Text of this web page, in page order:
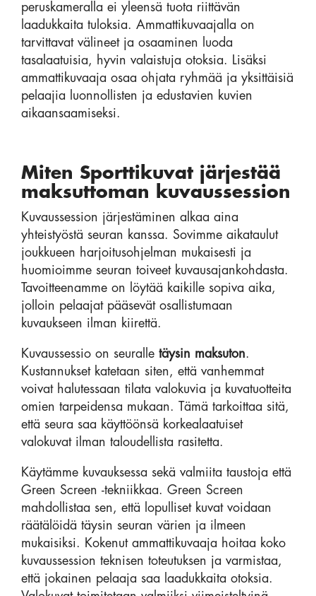
peruskameralla ei yleensä tuota riittävän
laadukkaita tuloksia. Ammattikuvaajalla on
tarvittavat välineet ja osaaminen luoda
tasalaatuisia, hyvin valaistuja otoksia. Lisäksi
ammattikuvaaja osaa ohjata ryhmää ja yksittäisiä
pelaajia luonnollisten ja edustavien kuvien
aikaansaamiseksi.
Miten Sporttikuvat järjestää
maksuttoman kuvaussession
Kuvaussession järjestäminen alkaa aina
yhteistyöstä seuran kanssa. Sovimme aikataulut
joukkueen harjoitusohjelman mukaisesti ja
huomioimme seuran toiveet kuvausajankohdasta.
Tavoitteenamme on löytää kaikille sopiva aika,
jolloin pelaajat pääsevät osallistumaan
kuvaukseen ilman kiirettä.
Kuvaussessio on seuralle täysin maksuton.
Kustannukset katetaan siten, että vanhemmat
voivat halutessaan tilata valokuvia ja kuvatuotteita
omien tarpeidensa mukaan. Tämä tarkoittaa sitä,
että seura saa käyttöönsä korkealaatuiset
valokuvat ilman taloudellista rasitetta.
Käytämme kuvauksessa sekä valmiita taustoja että
Green Screen -tekniikkaa. Green Screen
mahdollistaa sen, että lopulliset kuvat voidaan
räätälöidä täysin seuran värien ja ilmeen
mukaisiksi. Kokenut ammattikuvaaja hoitaa koko
kuvaussession teknisen toteutuksen ja varmistaa,
että jokainen pelaaja saa laadukkaita otoksia.